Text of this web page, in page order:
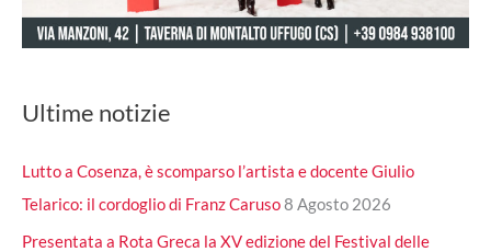
Ultime notizie
Lutto a Cosenza, è scomparso l’artista e docente Giulio
Telarico: il cordoglio di Franz Caruso8 Agosto 2026
Presentata a Rota Greca la XV edizione del Festival delle